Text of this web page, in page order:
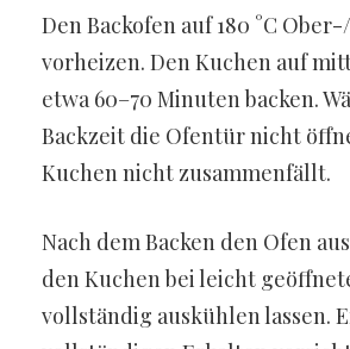
Den Backofen auf 180 °C
vorheizen. Den Kuchen auf
etwa 60–70 Minuten backen.
Backzeit die Ofentür nicht
Kuchen nicht zusammenfällt.
Nach dem Backen den Ofen
den Kuchen bei leicht
vollständig auskühlen lassen.